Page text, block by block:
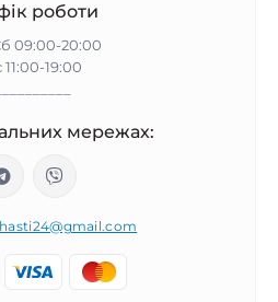
роботи
09:00-20:00
11:00-19:00
мережах: